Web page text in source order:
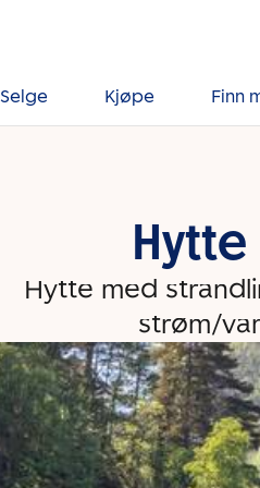
Selge Kjøpe Finn
Hytte med
strøm/